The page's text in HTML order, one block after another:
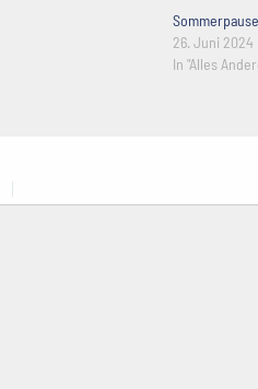
26. Juni 2024
In "Alles